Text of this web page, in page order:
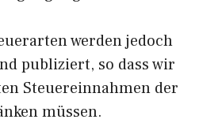
werden jedoch
publiziert, so dass wir
Steuereinnahmen der
müssen.